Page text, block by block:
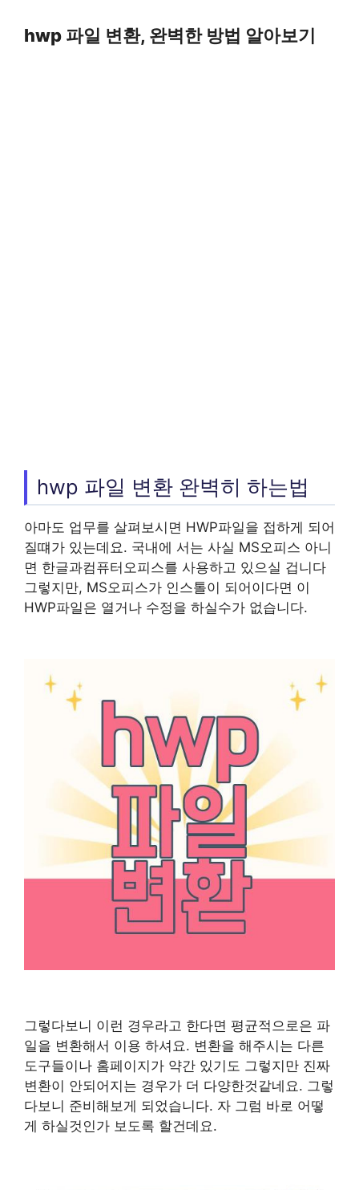
hwp 파일 변환, 완벽한 방법 알아보기
hwp 파일 변환 완벽히 하는법
아마도 업무를 살펴보시면 HWP파일을 접하게 되어
질떄가 있는데요. 국내에 서는 사실 MS오피스 아니
면 한글과컴퓨터오피스를 사용하고 있으실 겁니다
그렇지만, MS오피스가 인스톨이 되어이다면 이
HWP파일은 열거나 수정을 하실수가 없습니다.
그렇다보니 이런 경우라고 한다면 평균적으로은 파
일을 변환해서 이용 하셔요. 변환을 해주시는 다른
도구들이나 홈페이지가 약간 있기도 그렇지만 진짜
변환이 안되어지는 경우가 더 다양한것같네요. 그렇
다보니 준비해보게 되었습니다. 자 그럼 바로 어떻
게 하실것인가 보도록 할건데요.